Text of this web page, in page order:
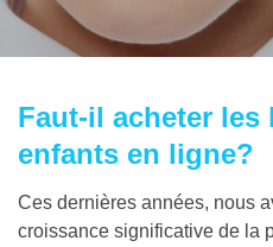
Faut-il acheter les
enfants en ligne?
Ces dernières années, nous
croissance significative de la